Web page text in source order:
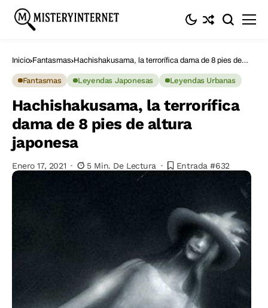
Inicio Fantasmas Hachishakusama, la terrorífica dama de 8 pies de
Fantasmas Leyendas Japonesas Leyendas Urbanas
Hachishakusama, la terrorífica
dama de 8 pies de altura
japonesa
Enero 17, 2021 5 Min. De Lectura Entrada #632